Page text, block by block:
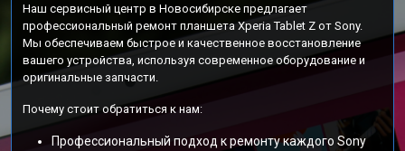
Наш сервисный центр в Новосибирске предлагает
профессиональный ремонт планшета Xperia Tablet Z от Sony.
Мы обеспечиваем быстрое и качественное восстановление
вашего устройства, используя современное оборудование и
оригинальные запчасти.
Почему стоит обратиться к нам:
Профессиональный подход к ремонту каждого Sony